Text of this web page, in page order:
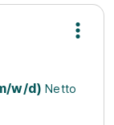
w/d) Netto